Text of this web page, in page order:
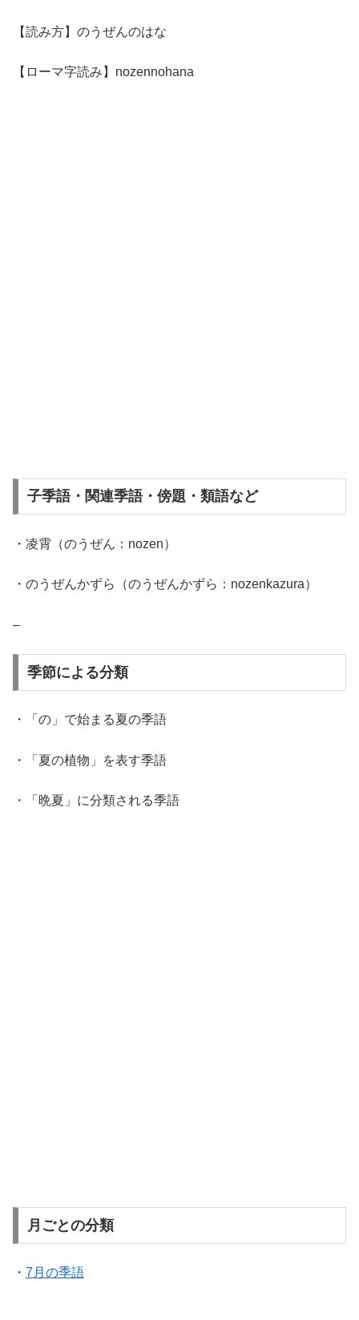
【読み方】のうぜんのはな
【ローマ字読み】nozennohana
子季語・関連季語・傍題・類語など
・凌霄（のうぜん：nozen）
・のうぜんかずら（のうぜんかずら：nozenkazura）
–
季節による分類
・「の」で始まる夏の季語
・「夏の植物」を表す季語
・「晩夏」に分類される季語
月ごとの分類
・ 7月の季語